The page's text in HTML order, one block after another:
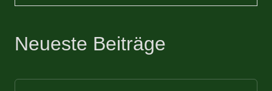
Neueste Beiträge